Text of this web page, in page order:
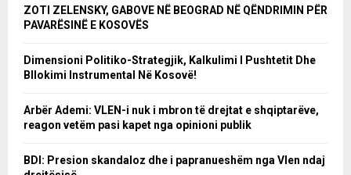
ZOTI ZELENSKY, GABOVE NË BEOGRAD NË QËNDRIMIN PËR
PAVARËSINË E KOSOVËS
Dimensioni Politiko-Strategjik, Kalkulimi I Pushtetit Dhe
Bllokimi Instrumental Në Kosovë!
Arbër Ademi: VLEN-i nuk i mbron të drejtat e shqiptarëve,
reagon vetëm pasi kapet nga opinioni publik
BDI: Presion skandaloz dhe i papranueshëm nga Vlen ndaj